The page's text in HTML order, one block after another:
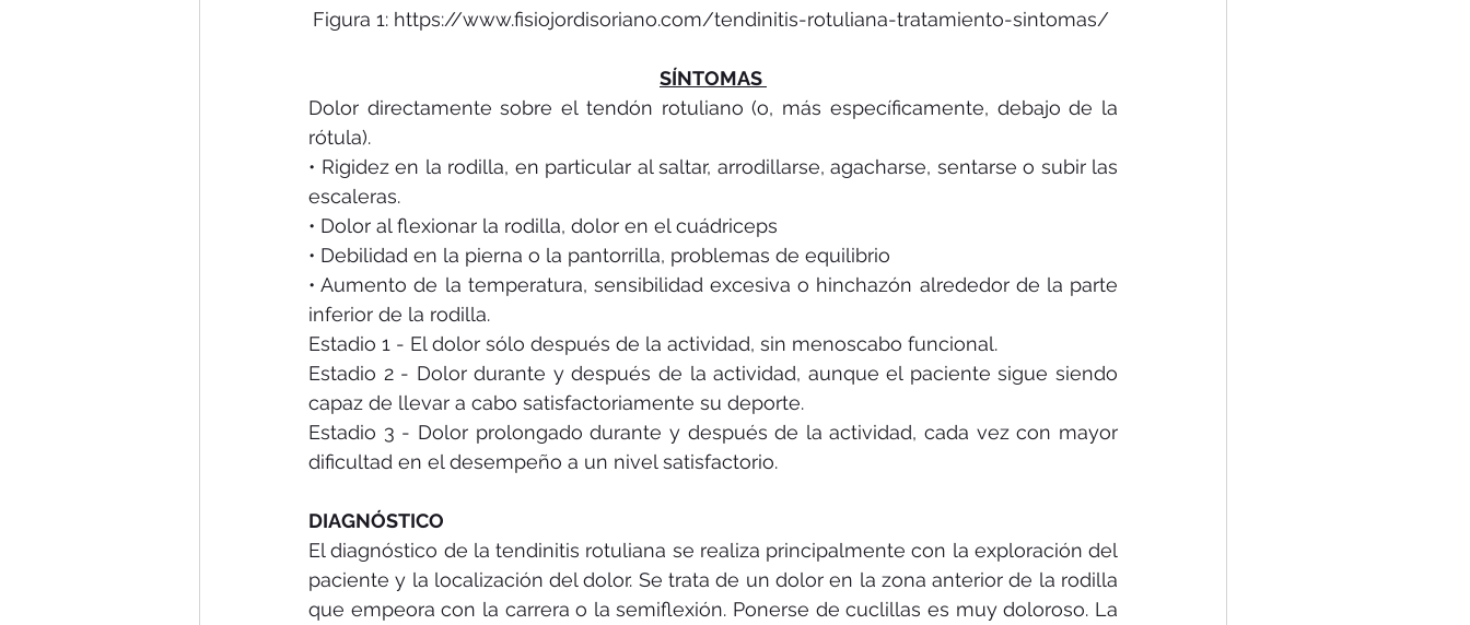
Figura 1: https://www.fisiojordisoriano.com/tendinitis-rotuliana-tratamiento-sintomas/
SÍNTOMAS
Dolor directamente sobre el tendón rotuliano (o, más específicamente, debajo de la
rótula).
• Rigidez en la rodilla, en particular al saltar, arrodillarse, agacharse, sentarse o subir las
escaleras.
• Dolor al flexionar la rodilla, dolor en el cuádriceps
• Debilidad en la pierna o la pantorrilla, problemas de equilibrio
• Aumento de la temperatura, sensibilidad excesiva o hinchazón alrededor de la parte
inferior de la rodilla.
Estadio 1 - El dolor sólo después de la actividad, sin menoscabo funcional.
Estadio 2 - Dolor durante y después de la actividad, aunque el paciente sigue siendo
capaz de llevar a cabo satisfactoriamente su deporte.
Estadio 3 - Dolor prolongado durante y después de la actividad, cada vez con mayor
dificultad en el desempeño a un nivel satisfactorio.
DIAGNÓSTICO
El diagnóstico de la tendinitis rotuliana se realiza principalmente con la exploración del
paciente y la localización del dolor. Se trata de un dolor en la zona anterior de la rodilla
que empeora con la carrera o la semiflexión. Ponerse de cuclillas es muy doloroso. La